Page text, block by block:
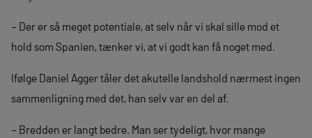
– Der er så meget potentiale, at selv når vi skal sille mod et
hold som Spanien, tænker vi, at vi godt kan få noget med.
Ifølge Daniel Agger tåler det akutelle landshold nærmest ingen
sammenligning med det, han selv var en del af.
– Bredden er langt bedre. Man ser tydeligt, hvor mange